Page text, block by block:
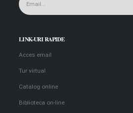
LINK-URI RAPIDE
Acces email
Tur virtual
Catalog online
Biblioteca on-line